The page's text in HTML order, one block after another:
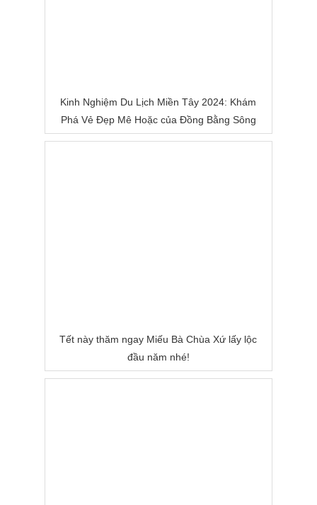
Kinh Nghiệm Du Lịch Miền Tây 2024: Khám
Phá Vẻ Đẹp Mê Hoặc của Đồng Bằng Sông
Nước
Tết này thăm ngay Miếu Bà Chùa Xứ lấy lộc
đầu năm nhé!